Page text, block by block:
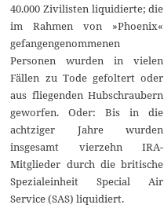
40.000 Zivilisten liquidierte; die
im Rahmen von »Phoenix«
gefangengenommenen
Personen wurden in vielen
Fällen zu Tode gefoltert oder
aus fliegenden Hubschraubern
geworfen. Oder: Bis in die
achtziger Jahre wurden
insgesamt vierzehn IRA-
Mitglieder durch die britische
Spezialeinheit Special Air
Service (SAS) liquidiert.